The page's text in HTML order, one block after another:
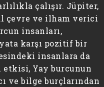
çalışır. Jüpiter,
çevre ve ilham verici
insanları,
karşı pozitif bir
insanlara da
Yay burcunun
ve bilge burçlarından